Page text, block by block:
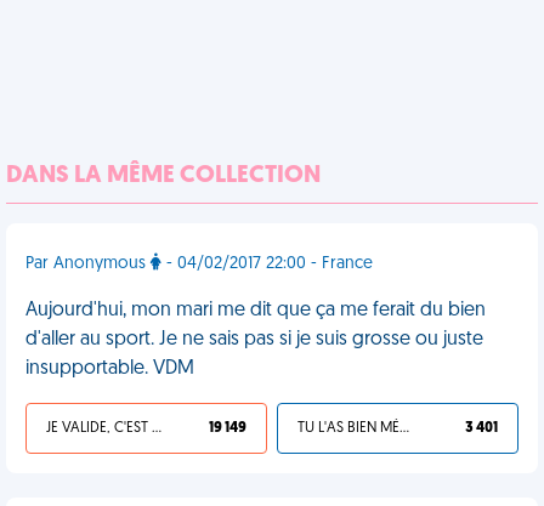
DANS LA MÊME COLLECTION
Par Anonymous - 04/02/2017 22:00 - France
Aujourd'hui, mon mari me dit que ça me ferait du bien
d'aller au sport. Je ne sais pas si je suis grosse ou juste
insupportable. VDM
JE VALIDE, C'EST UNE VDM 19 149 TU L'AS BIEN MÉRITÉ 3 401